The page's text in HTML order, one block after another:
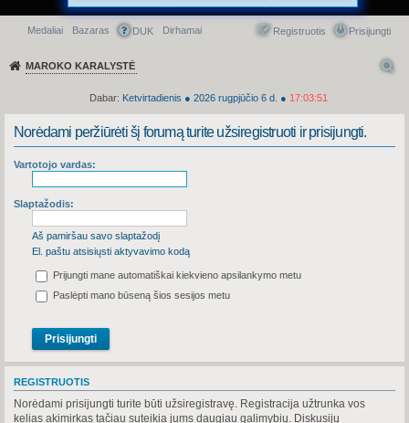
Greitasis meniu
Medaliai Bazaras DUK Dirhamai Prisijungti
Registruotis
MAROKO KARALYSTĖ
Dabar: Ketvirtadienis ● 2026 rugpjūčio 6 d. ● 17:03:51
Norėdami peržiūrėti šį forumą turite užsiregistruoti ir prisijungti.
Vartotojo vardas:
Slaptažodis:
Aš pamiršau savo slaptažodį
El. paštu atsisiųsti aktyvavimo kodą
Prijungti mane automatiškai kiekvieno apsilankymo metu
Paslėpti mano būseną šios sesijos metu
REGISTRUOTIS
Norėdami prisijungti turite būti užsiregistravę. Registracija užtrunka vos
kelias akimirkas tačiau suteikia jums daugiau galimybių. Diskusijų